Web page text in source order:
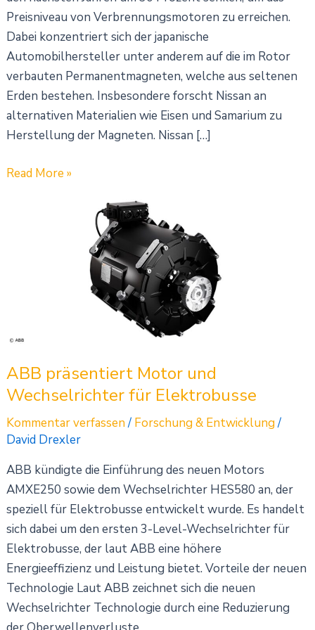
Preisniveau von Verbrennungsmotoren zu erreichen.
Dabei konzentriert sich der japanische
Automobilhersteller unter anderem auf die im Rotor
verbauten Permanentmagneten, welche aus seltenen
Erden bestehen. Insbesondere forscht Nissan an
alternativen Materialien wie Eisen und Samarium zu
Herstellung der Magneten. Nissan […]
Read More »
ABB präsentiert Motor und
Wechselrichter für Elektrobusse
Kommentar verfassen/ Forschung & Entwicklung/
David Drexler
ABB kündigte die Einführung des neuen Motors
AMXE250 sowie dem Wechselrichter HES580 an, der
speziell für Elektrobusse entwickelt wurde. Es handelt
sich dabei um den ersten 3-Level-Wechselrichter für
Elektrobusse, der laut ABB eine höhere
Energieeffizienz und Leistung bietet. Vorteile der neuen
Technologie Laut ABB zeichnet sich die neuen
Wechselrichter Technologie durch eine Reduzierung
Wechselrichter